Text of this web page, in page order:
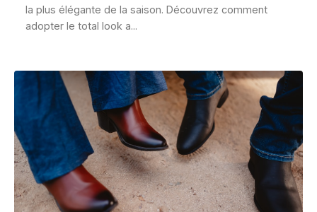
la plus élégante de la saison. Découvrez comment
adopter le total look a...